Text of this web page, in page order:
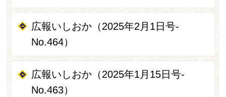
広報いしおか（2025年2月1日号-
No.464）
広報いしおか（2025年1月15日号-
No.463）